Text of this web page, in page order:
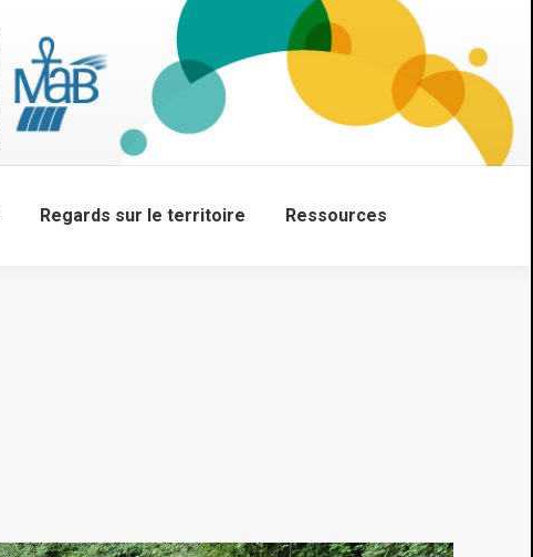
Regards sur le territoire Ressources